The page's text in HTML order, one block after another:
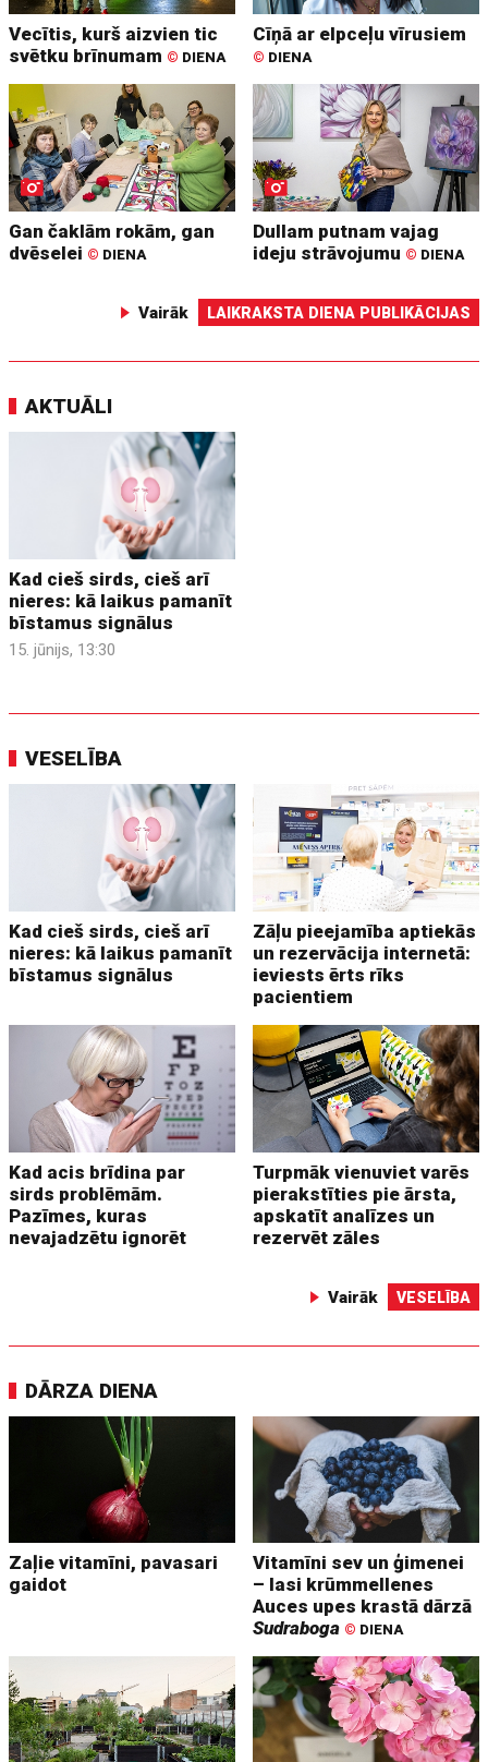
Vecītis, kurš aizvien tic
svētku brīnumam © DIENA
Cīņā ar elpceļu vīrusiem
© DIENA
Gan čaklām rokām, gan
dvēselei © DIENA
Dullam putnam vajag
ideju strāvojumu © DIENA
Vairāk LAIKRAKSTA DIENA PUBLIKĀCIJAS
AKTUĀLI
Kad cieš sirds, cieš arī
nieres: kā laikus pamanīt
bīstamus signālus
15. jūnijs, 13:30
VESELĪBA
Kad cieš sirds, cieš arī
nieres: kā laikus pamanīt
bīstamus signālus
Zāļu pieejamība aptiekās
un rezervācija internetā:
ieviests ērts rīks
pacientiem
Kad acis brīdina par
sirds problēmām.
Pazīmes, kuras
nevajadzētu ignorēt
Turpmāk vienuviet varēs
pierakstīties pie ārsta,
apskatīt analīzes un
rezervēt zāles
Vairāk VESELĪBA
DĀRZA DIENA
Zaļie vitamīni, pavasari
gaidot
Vitamīni sev un ģimenei
– lasi krūmmellenes
Auces upes krastā dārzā
Sudraboga © DIENA